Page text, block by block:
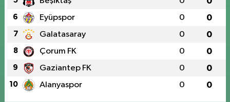
6 Eyüpspor 0 0
7 Galatasaray 0 0
8 Çorum FK 0 0
9 Gaziantep FK 0 0
10 Alanyaspor 0 0